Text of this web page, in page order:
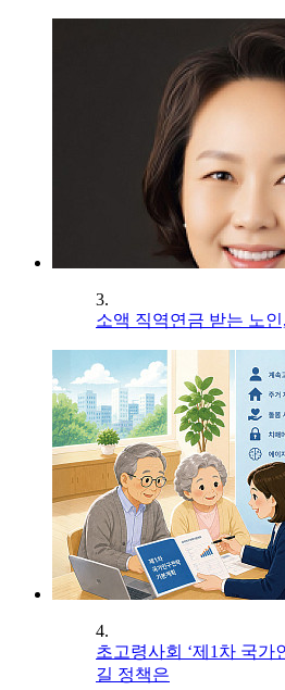
3.
소액 직역연금 받는 노
4.
초고령사회 ‘제1차 국가
길 정책은